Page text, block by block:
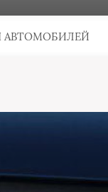
АВТОМОБИЛЕЙ